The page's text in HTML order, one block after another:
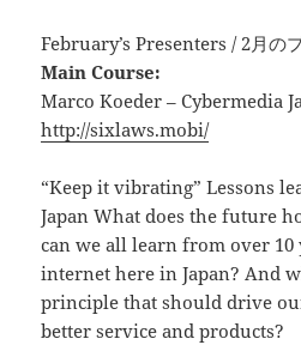
February’s Presenters / 2月の
Main Course:
Marco Koeder – Cybermedia
http://sixlaws.mobi/
“Keep it vibrating” Lessons
Japan What does the future
can we all learn from over 10
internet here in Japan? And
principle that should drive
better service and products?